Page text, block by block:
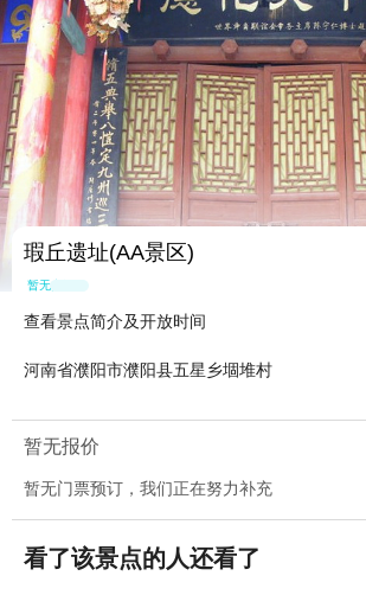
瑕丘遗址(AA景区)
暂无点评
查看景点简介及开放时间
河南省濮阳市濮阳县五星乡堌堆村
暂无报价
暂无门票预订，我们正在努力补充
看了该景点的人还看了
